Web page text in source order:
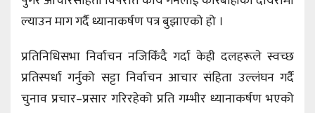
ल्याउन माग गर्दै ध्यानाकर्षण पत्र बुझाएको हो ।
प्रतिनिधिसभा निर्वाचन नजिकिँदै गर्दा केही दलहरूले स्वच्छ
प्रतिस्पर्धा गर्नुको सट्टा निर्वाचन आचार संहिता उल्लंघन गर्दै
चुनाव प्रचार–प्रसार गरिरहेको प्रति गम्भीर ध्यानाकर्षण भएको